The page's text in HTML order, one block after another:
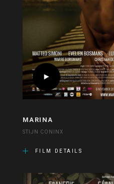
MARINA
STIJN CONINX
FILM DETAILS